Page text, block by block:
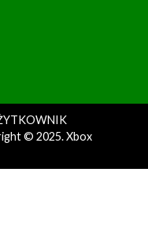
© 2025. Xbox